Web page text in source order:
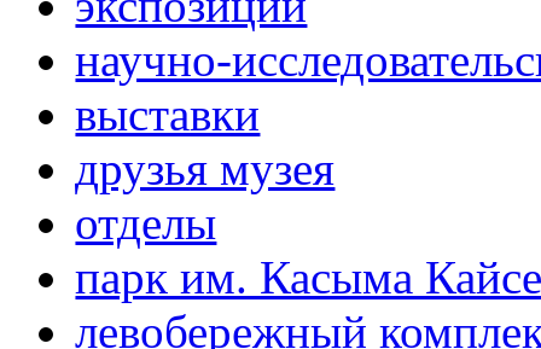
научно-
выставки
друзья музея
отделы
парк им. Касыма
левобережный